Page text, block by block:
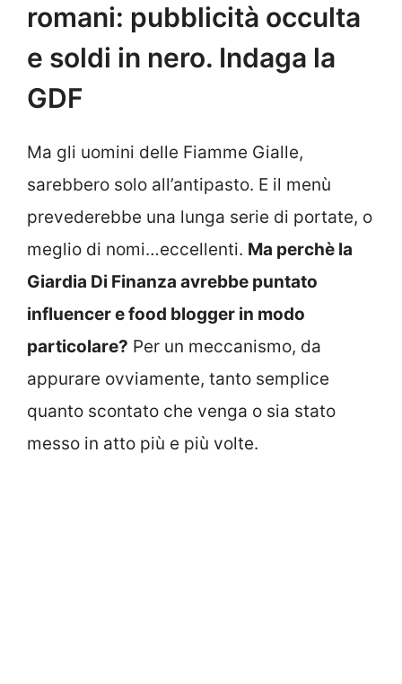
romani: pubblicità occulta
e soldi in nero. Indaga la
GDF
Ma gli uomini delle Fiamme Gialle,
sarebbero solo all’antipasto. E il menù
prevederebbe una lunga serie di portate, o
meglio di nomi…eccellenti. Ma perchè la
Giardia Di Finanza avrebbe puntato
influencer e food blogger in modo
particolare? Per un meccanismo, da
appurare ovviamente, tanto semplice
quanto scontato che venga o sia stato
messo in atto più e più volte.